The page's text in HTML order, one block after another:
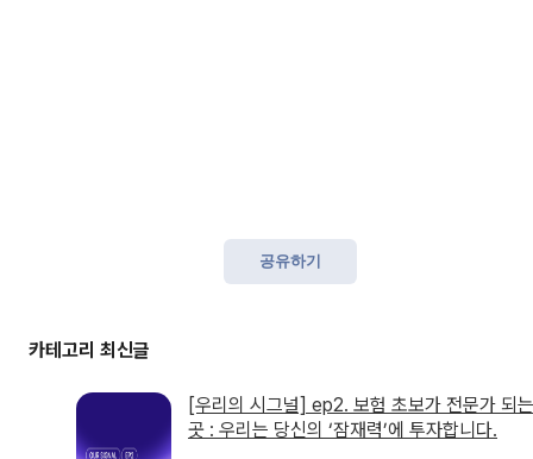
공유하기
[우리의 시그널] ep2. 보험 초보가 전문가 되는
곳 : 우리는 당신의 ‘잠재력’에 투자합니다.